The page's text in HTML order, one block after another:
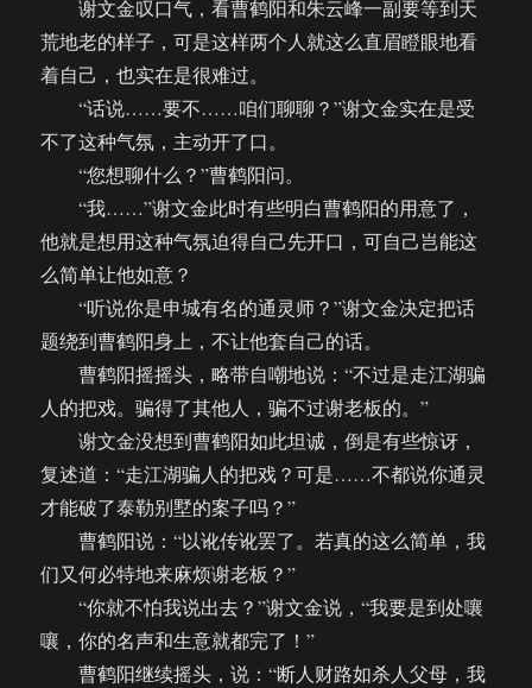
谢文金叹口气，看曹鹤阳和朱云峰一副要等到天
荒地老的样子，可是这样两个人就这么直眉瞪眼地看
着自己，也实在是很难过。
“话说……要不……咱们聊聊？”谢文金实在是受
不了这种气氛，主动开了口。
“您想聊什么？”曹鹤阳问。
“我……”谢文金此时有些明白曹鹤阳的用意了，
他就是想用这种气氛迫得自己先开口，可自己岂能这
么简单让他如意？
“听说你是申城有名的通灵师？”谢文金决定把话
题绕到曹鹤阳身上，不让他套自己的话。
曹鹤阳摇摇头，略带自嘲地说：“不过是走江湖骗
人的把戏。骗得了其他人，骗不过谢老板的。”
谢文金没想到曹鹤阳如此坦诚，倒是有些惊讶，
复述道：“走江湖骗人的把戏？可是……不都说你通灵
才能破了泰勒别墅的案子吗？”
曹鹤阳说：“以讹传讹罢了。若真的这么简单，我
们又何必特地来麻烦谢老板？”
“你就不怕我说出去？”谢文金说，“我要是到处嚷
嚷，你的名声和生意就都完了！”
曹鹤阳继续摇头，说：“断人财路如杀人父母，我